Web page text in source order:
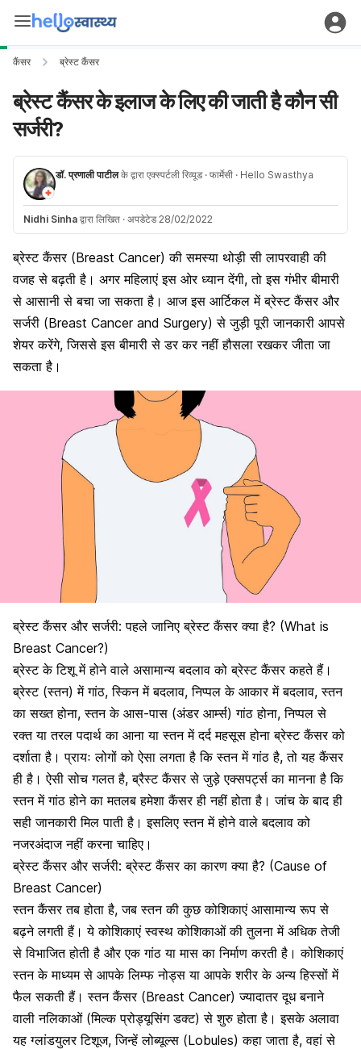
कैंसर ब्रेस्ट कैंसर
ब्रेस्ट कैंसर के इलाज के लिए की जाती है कौन सी
सर्जरी?
डॉ. प्रणाली पाटीलके द्वारा एक्स्पर्टली रिव्यूड · फार्मेसी · Hello Swasthya
Nidhi Sinha द्वारा लिखित · अपडेटेड 28/02/2022
ब्रेस्ट कैंसर (Breast Cancer) की समस्या थोड़ी सी लापरवाही की
वजह से बढ़ती है। अगर महिलाएं इस ओर ध्यान देंगी, तो इस गंभीर बीमारी
से आसानी से बचा जा सकता है। आज इस आर्टिकल में ब्रेस्ट कैंसर और
सर्जरी (Breast Cancer and Surgery) से जुड़ी पूरी जानकारी आपसे
शेयर करेंगे, जिससे इस बीमारी से डर कर नहीं हौसला रखकर जीता जा
सकता है।
ब्रेस्ट कैंसर और सर्जरी: पहले जानिए ब्रेस्ट कैंसर क्या है? (What is
Breast Cancer?)
ब्रेस्ट के टिशू में होने वाले असामान्य बदलाव को ब्रेस्ट कैंसर कहते हैं।
ब्रेस्ट (स्तन) में गांठ, स्किन में बदलाव, निप्पल के आकार में बदलाव, स्तन
का सख्त होना, स्तन के आस-पास (अंडर आर्म्स) गांठ होना, निप्पल से
रक्त या तरल पदार्थ का आना या स्तन में दर्द महसूस होना ब्रेस्ट कैंसर को
दर्शाता है। प्रायः लोगों को ऐसा लगता है कि स्तन में गांठ है, तो यह कैंसर
ही है। ऐसी सोच गलत है, ब्रैस्ट कैंसर से जुड़े एक्सपर्ट्स का मानना है कि
स्तन में गांठ होने का मतलब हमेशा कैंसर ही नहीं होता है। जांच के बाद ही
सही जानकारी मिल पाती है। इसलिए स्तन में होने वाले बदलाव को
नजरअंदाज नहीं करना चाहिए।
ब्रेस्ट कैंसर और सर्जरी: ब्रेस्ट कैंसर का कारण क्या है? (Cause of
Breast Cancer)
स्तन कैंसरतब होता है, जब स्तन की कुछ कोशिकाएं आसामान्य रूप से
बढ़ने लगती हैं। ये कोशिकाएं स्वस्थ कोशिकाओं की तुलना में अधिक तेजी
से विभाजित होती है और एक गांठ या मास का निर्माण करती है। कोशिकाएं
स्तन के माध्यम से आपके लिम्फ नोड्स या आपके शरीर के अन्य हिस्सों में
फैल सकती हैं। स्तन कैंसर (Breast Cancer) ज्यादातर दूध बनाने
वाली नलिकाओं (मिल्क प्रोड्यूसिंग डक्ट) से शुरु होता है। इसके अलावा
यह ग्लांडयुलर टिशूज, जिन्हें लोब्यूल्स (Lobules) कहा जाता है, वहां से